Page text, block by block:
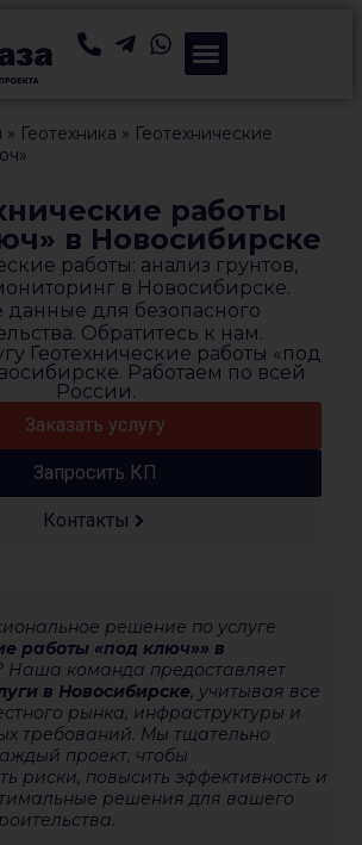
» Геотехника » Геотехнические
работы
в Новосибирске
работы: анализ грунтов,
в Новосибирске.
данные для безопасного
Обратитесь к нам.
Геотехнические работы «под
Работаем по всей
России.
Заказать услугу
Запросить КП
Контакты
решение по услуге
работы «под ключ»» в
Наша команда предоставляет
в Новосибирске, учитывая все
рынка, инфраструктуры и
требований. Мы тщательно
проект, чтобы
риски, повысить эффективность и
решения для вашего